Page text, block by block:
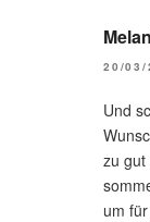
20/03/
Und
zu gut
um